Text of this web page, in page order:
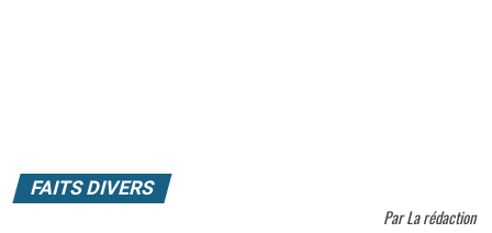
FAITS DIVERS
ParLa rédaction